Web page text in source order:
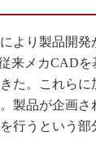
産業オープンネット
3Dプリンタ
デジタルツ
S＆OP
インダス
イノベー
より製品開発
来メカCAD
た。これらに
製品が企画
行うという